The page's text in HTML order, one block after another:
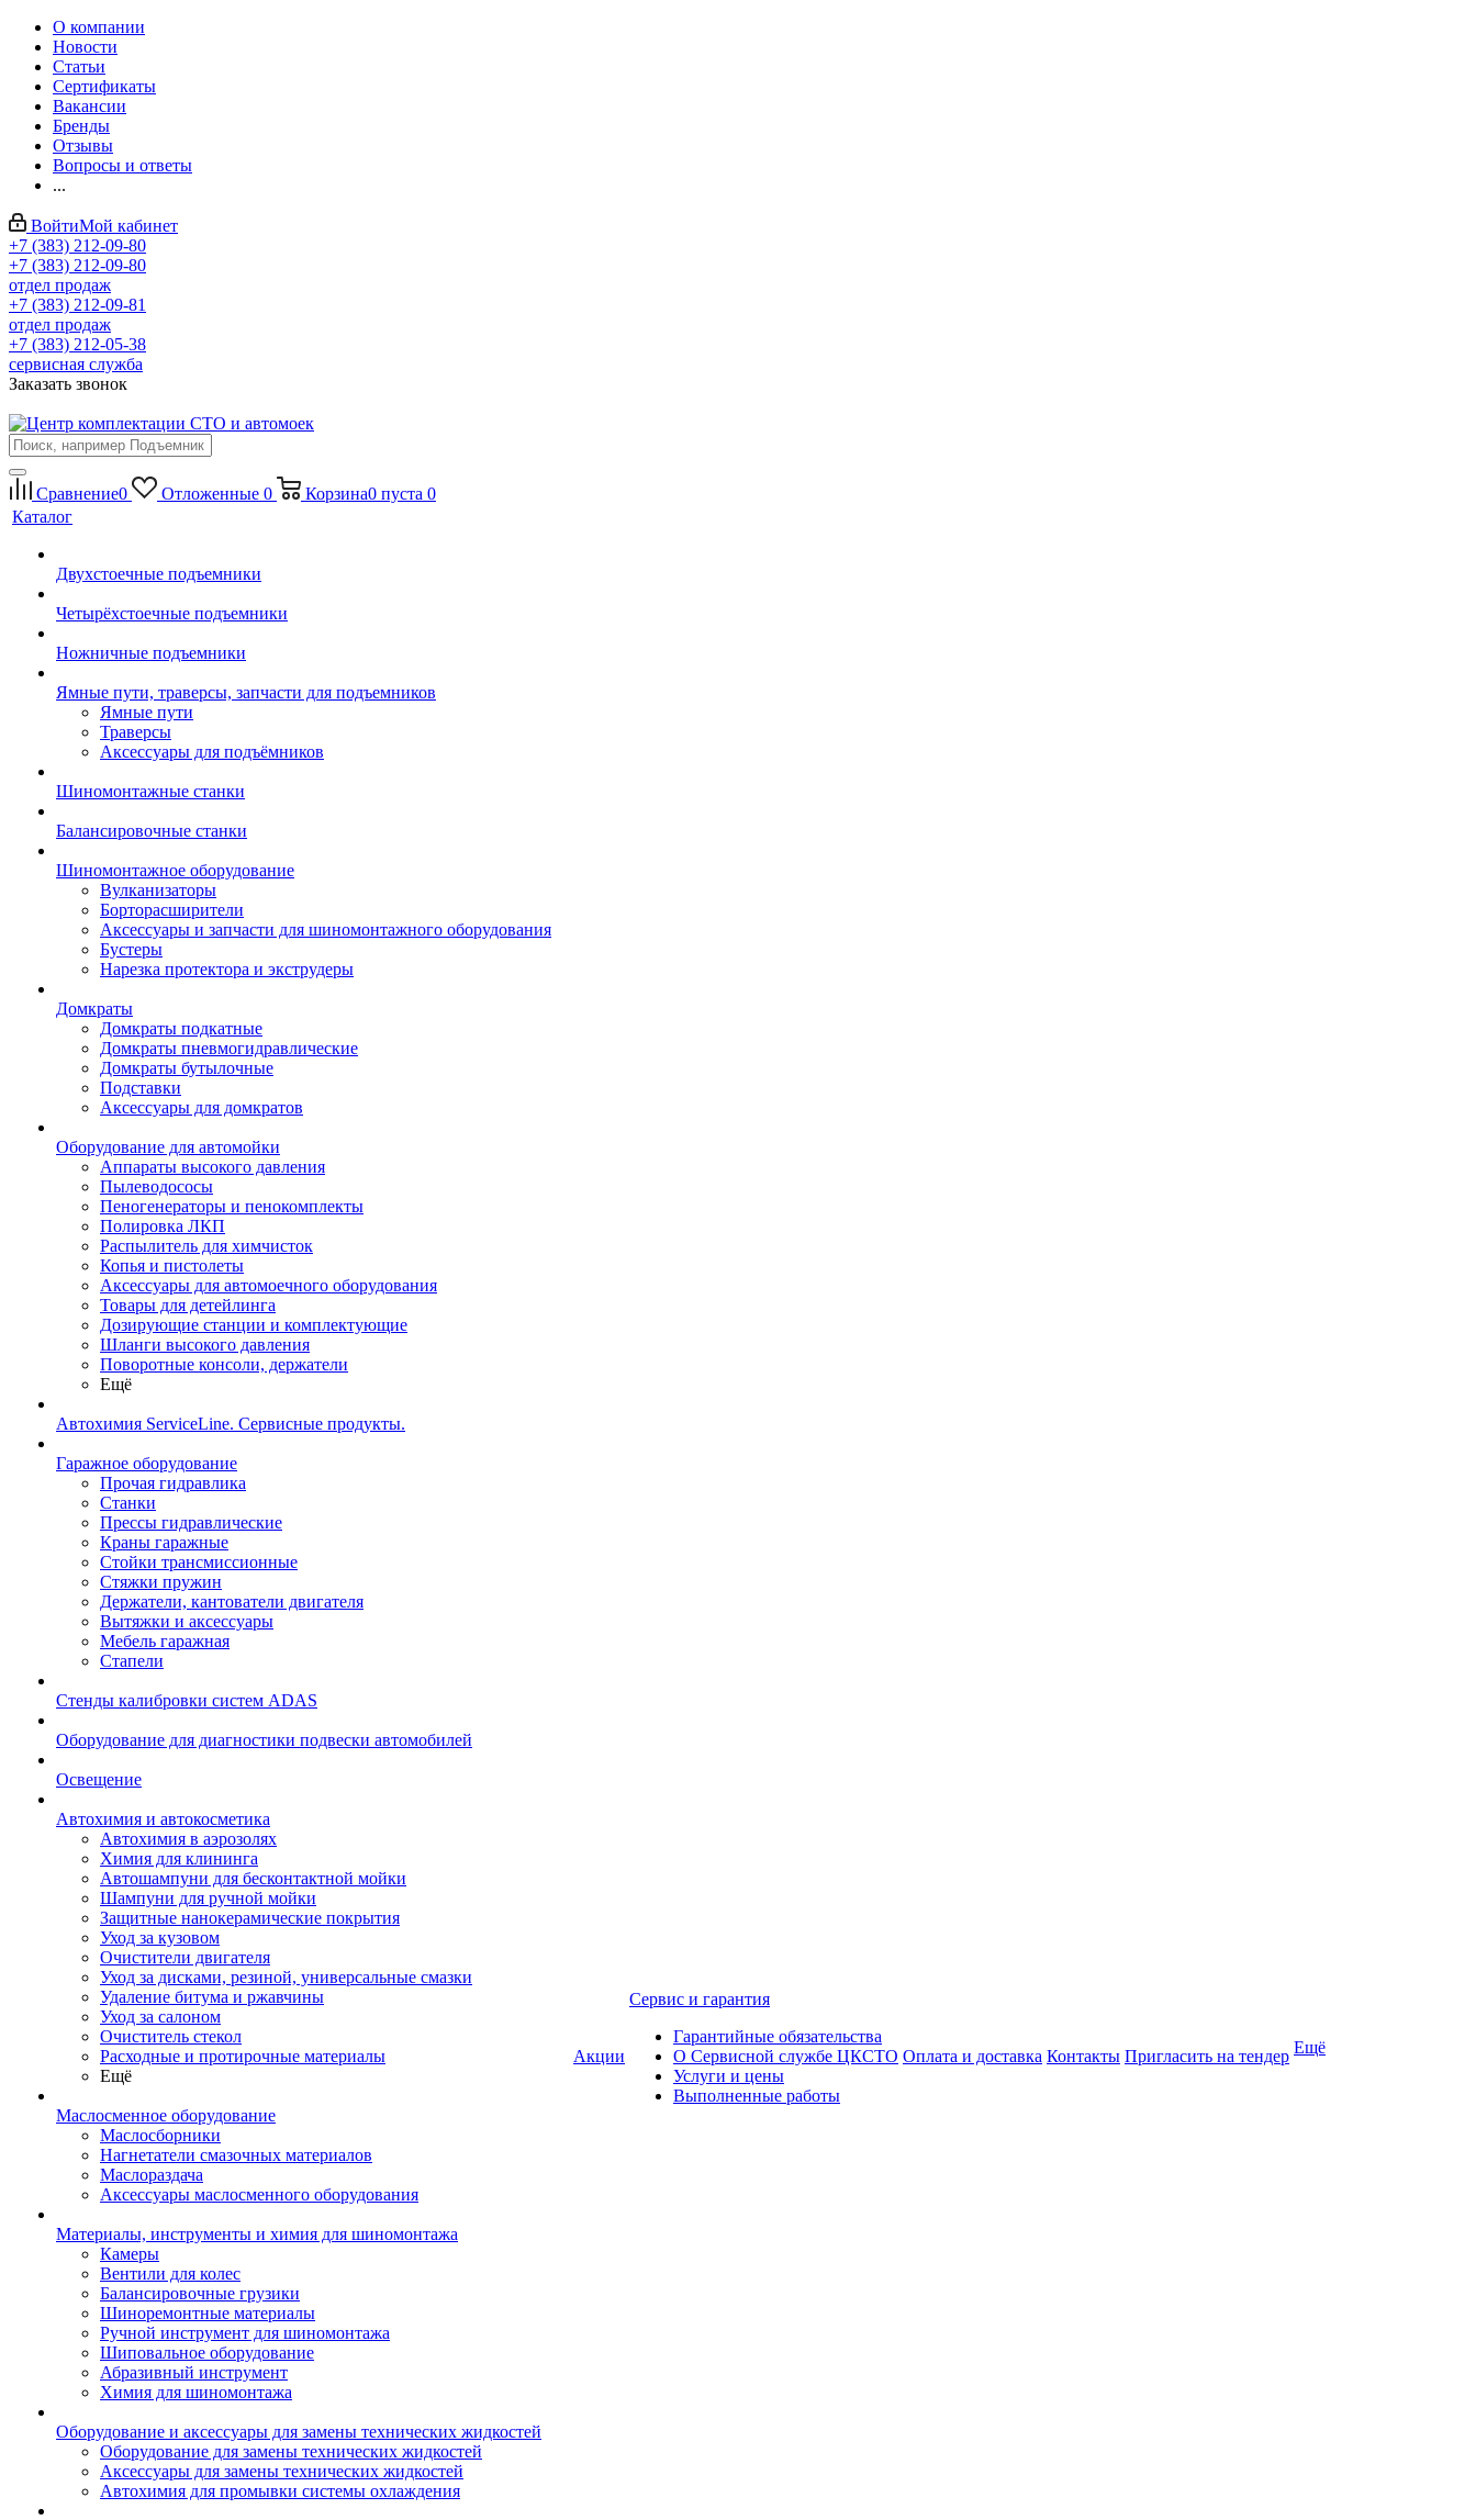
О компании
Новости
Статьи
Сертификаты
Вакансии
Бренды
Отзывы
Вопросы и ответы
...
ВойтиМой кабинет
+7 (383) 212-09-80
+7 (383) 212-09-80
отдел продаж
+7 (383) 212-09-81
отдел продаж
+7 (383) 212-05-38
сервисная служба
Заказать звонок
Сравнение0 Отложенные 0 Корзина0 пуста 0
Каталог
Двухстоечные подъемники
Четырёхстоечные подъемники
Ножничные подъемники
Ямные пути, траверсы, запчасти для подъемников
Ямные пути
Траверсы
Аксессуары для подъёмников
Шиномонтажные станки
Балансировочные станки
Шиномонтажное оборудование
Вулканизаторы
Борторасширители
Аксессуары и запчасти для шиномонтажного оборудования
Бустеры
Нарезка протектора и экструдеры
Домкраты
Домкраты подкатные
Домкраты пневмогидравлические
Домкраты бутылочные
Подставки
Аксессуары для домкратов
Оборудование для автомойки
Аппараты высокого давления
Пылеводососы
Пеногенераторы и пенокомплекты
Полировка ЛКП
Распылитель для химчисток
Копья и пистолеты
Аксессуары для автомоечного оборудования
Товары для детейлинга
Дозирующие станции и комплектующие
Шланги высокого давления
Поворотные консоли, держатели
Ещё
Автохимия ServiceLine. Сервисные продукты.
Гаражное оборудование
Прочая гидравлика
Станки
Прессы гидравлические
Краны гаражные
Стойки трансмиссионные
Стяжки пружин
Держатели, кантователи двигателя
Вытяжки и аксессуары
Мебель гаражная
Стапели
Стенды калибровки систем ADAS
Оборудование для диагностики подвески автомобилей
Освещение
Автохимия и автокосметика
Автохимия в аэрозолях
Химия для клининга
Автошампуни для бесконтактной мойки
Шампуни для ручной мойки
Защитные нанокерамические покрытия
Уход за кузовом
Очистители двигателя
Уход за дисками, резиной, универсальные смазки
Удаление битума и ржавчины
Уход за салоном
Очиститель стекол
Расходные и протирочные материалы
Ещё
Маслосменное оборудование
Маслосборники
Нагнетатели смазочных материалов
Маслораздача
Аксессуары маслосменного оборудования
Материалы, инструменты и химия для шиномонтажа
Камеры
Вентили для колес
Балансировочные грузики
Шиноремонтные материалы
Ручной инструмент для шиномонтажа
Шиповальное оборудование
Абразивный инструмент
Химия для шиномонтажа
Оборудование и аксессуары для замены технических жидкостей
Оборудование для замены технических жидкостей
Аксессуары для замены технических жидкостей
Автохимия для промывки системы охлаждения
Акции
Сервис и гарантия
Гарантийные обязательства
О Сервисной службе ЦКСТО
Услуги и цены
Выполненные работы
Оплата и доставка Контакты Пригласить на тендер Ещё